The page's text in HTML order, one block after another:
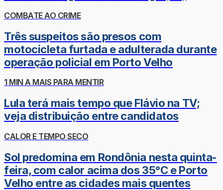
COMBATE AO CRIME
Três suspeitos são presos com
motocicleta furtada e adulterada durante
operação policial em Porto Velho
1 MIN A MAIS PARA MENTIR
Lula terá mais tempo que Flávio na TV;
veja distribuição entre candidatos
CALOR E TEMPO SECO
Sol predomina em Rondônia nesta quinta-
feira, com calor acima dos 35°C e Porto
Velho entre as cidades mais quentes